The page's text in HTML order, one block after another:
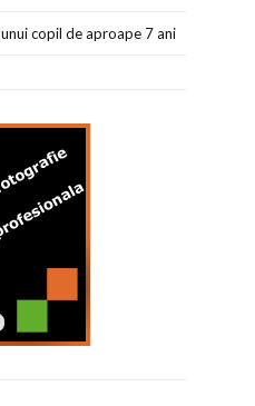
copil de aproape 7 ani